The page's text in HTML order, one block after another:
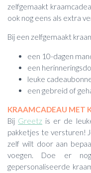
zelfgemaakt
ook nog eens als extra
Bij een zelfgemaakt
een 10-dagen
een
leuke
een gebreid of
KRAAMCADEAU MET
Bij Greetz is er de
pakketjes te versturen!
zelf wilt door aan
voegen. Doe er
gepersonaliseerde